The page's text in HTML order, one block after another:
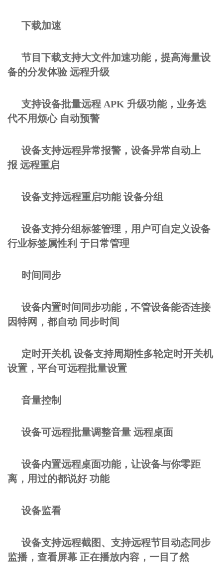
下载加速
节目下载支持大文件加速功能，提高海量设
备的分发体验 远程升级
支持设备批量远程 APK 升级功能，业务迭
代不用烦心 自动预警
设备支持远程异常报警，设备异常自动上
报 远程重启
设备支持远程重启功能 设备分组
设备支持分组标签管理，用户可自定义设备
行业标签属性利 于日常管理
时间同步
设备内置时间同步功能，不管设备能否连接
因特网，都自动 同步时间
定时开关机 设备支持周期性多轮定时开关机
设置，平台可远程批量设置
音量控制
设备可远程批量调整音量 远程桌面
设备内置远程桌面功能，让设备与你零距
离，用过的都说好 功能
设备监看
设备支持远程截图、支持远程节目动态同步
监播，查看屏幕 正在播放内容，一目了然